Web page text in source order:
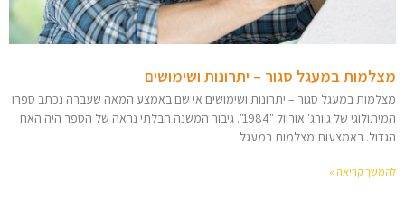
מצלמות במעגל סגור – יתרונות ושימושים
מצלמות במעגל סגור – יתרונות ושימושים אי שם באמצע המאה שעברה נכתב ספרו
המיתולוגי של ג'ורג' אורוול "1984". גיבור המשנה הבלתי נראה של הספר היה האח
הגדול. באמצעות מצלמות במעגל
להמשך קריאה »